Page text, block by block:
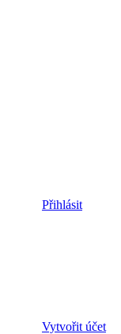
Přihlásit
Vytvořit účet